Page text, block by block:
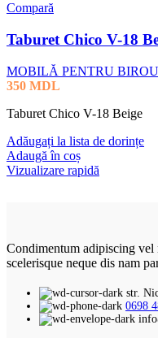
Compară
Taburet Chico V-18
MOBILĂ PENTRU BIROU
350 MDL
Taburet Chico V-18 Beige
Adăugați la lista de dorințe
Adaugă în coș
Vizualizare rapidă
Condimentum adipiscing vel
scelerisque neque dis nam
str.
0698